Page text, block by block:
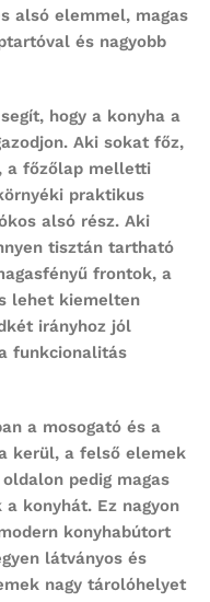
alsó elemmel, magas
és nagyobb
hogy a konyha a
Aki sokat főz,
a főzőlap melletti
praktikus
alsó rész. Aki
tisztán tartható
frontok, a
lehet kiemelten
irányhoz jól
funkcionalitás
a mosogató és a
kerül, a felső elemek
pedig magas
konyhát. Ez nagyon
konyhabútort
látványos és
nagy tárolóhelyet